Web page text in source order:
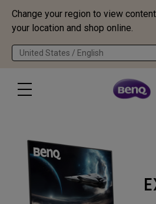
Change your region to view
your location and shop online.
United States / English